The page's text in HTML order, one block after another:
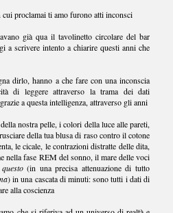
proclamai ti amo furono atti inconsci
già qua il tavolinetto circolare del bar
a scrivere intento a chiarire questi anni che
dirlo, hanno a che fare con una inconscia
di leggere attraverso la trama dei dati
a questa intelligenza, attraverso gli anni
nostra pelle, i colori della luce alle pareti,
della tua blusa di raso contro il cotone
le cicale, le contrazioni distratte delle dita,
nella fase REM del sonno, il mare delle voci
questo(in una precisa attenuazione di tutto
) in una cascata di minuti: sono tutti i dati di
alla coscienza